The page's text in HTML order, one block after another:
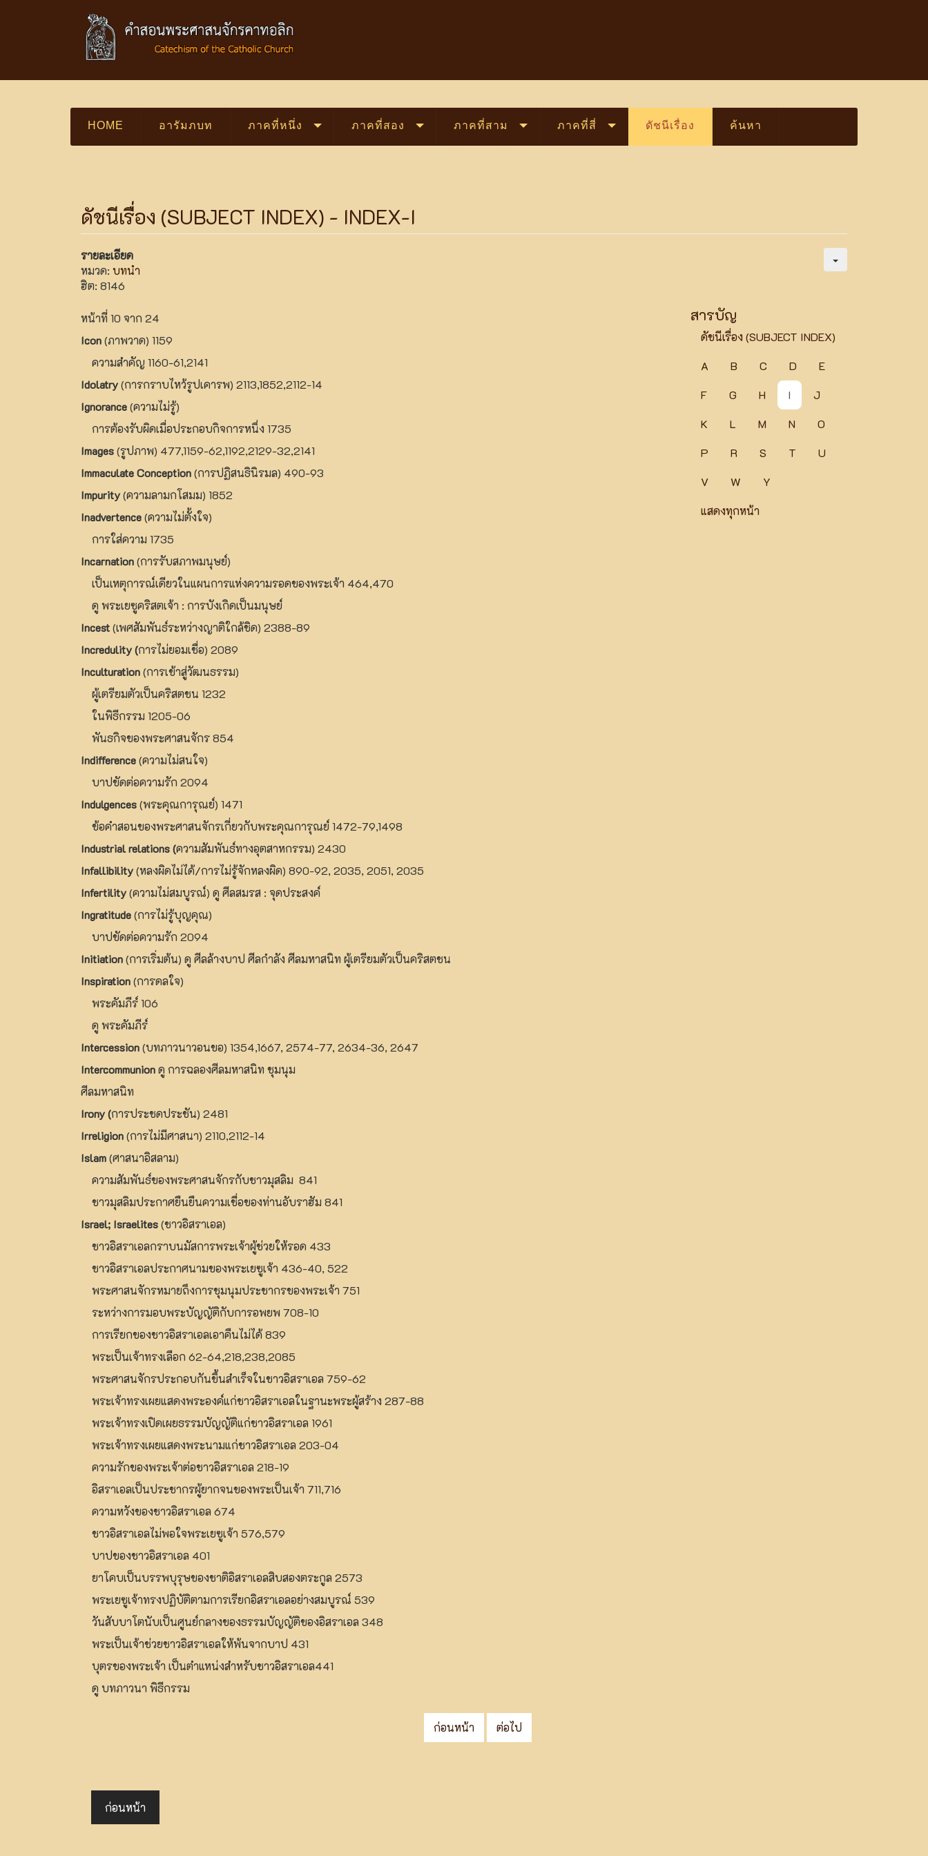
HOME อารัมภบท ภาคที่หนึ่ง ภาคที่สอง ภาคที่สาม ภาคที่สี่ ดัชนีเรื่อง ค้นหา
ดัชนีเรื่อง (SUBJECT INDEX) - INDEX-I
รายละเอียด
หมวด: บทนำ
ฮิต: 8146
สารบัญ
ดัชนีเรื่อง (SUBJECT INDEX)
A
B C D
E
F
G H I
J
K
L M N
O
P
R S T
U
V
W
Y
แสดงทุกหน้า
หน้าที่ 10 จาก 24
Icon(ภาพวาด) 1159
ความสำคัญ 1160-61,2141
Idolatry(การกราบไหว้รูปเคารพ) 2113,1852,2112-14
Ignorance(ความไม่รู้)
การต้องรับผิดเมื่อประกอบกิจการหนึ่ง 1735
Images(รูปภาพ) 477,1159-62,1192,2129-32,2141
Immaculate Conception(การปฏิสนธินิรมล) 490-93
Impurity(ความลามกโสมม) 1852
Inadvertence(ความไม่ตั้งใจ)
การใส่ความ 1735
Incarnation(การรับสภาพมนุษย์)
เป็นเหตุการณ์เดียวในแผนการแห่งความรอดของพระเจ้า 464,470
ดู พระเยซูคริสตเจ้า : การบังเกิดเป็นมนุษย์
Incest(เพศสัมพันธ์ระหว่างญาติใกล้ชิด) 2388-89
Incredulity (การไม่ยอมเชื่อ) 2089
Inculturation(การเข้าสู่วัฒนธรรม)
ผู้เตรียมตัวเป็นคริสตชน 1232
ในพิธีกรรม 1205-06
พันธกิจของพระศาสนจักร 854
Indifference(ความไม่สนใจ)
บาปขัดต่อความรัก 2094
Indulgences(พระคุณการุณย์) 1471
ข้อคำสอนของพระศาสนจักรเกี่ยวกับพระคุณการุณย์ 1472-79,1498
Industrial relations (ความสัมพันธ์ทางอุตสาหกรรม) 2430
Infallibility(หลงผิดไม่ได้/การไม่รู้จักหลงผิด) 890-92, 2035, 2051, 2035
Infertility(ความไม่สมบูรณ์) ดู ศีลสมรส : จุดประสงค์
Ingratitude(การไม่รู้บุญคุณ)
บาปขัดต่อความรัก 2094
Initiation(การเริ่มต้น) ดู ศีลล้างบาป ศีลกำลัง ศีลมหาสนิท ผู้เตรียมตัวเป็นคริสตชน
Inspiration(การดลใจ)
พระคัมภีร์ 106
ดู พระคัมภีร์
Intercession(บทภาวนาวอนขอ) 1354,1667, 2574-77, 2634-36, 2647
Intercommunionดู การฉลองศีลมหาสนิท ชุมนุม
ศีลมหาสนิท
Irony (การประชดประชัน) 2481
Irreligion(การไม่มีศาสนา) 2110,2112-14
Islam(ศาสนาอิสลาม)
ความสัมพันธ์ของพระศาสนจักรกับชาวมุสลิม 841
ชาวมุสลิมประกาศยืนยืนความเชื่อของท่านอับราฮัม 841
Israel; Israelites(ชาวอิสราเอล)
ชาวอิสราเอลกราบนมัสการพระเจ้าผู้ช่วยให้รอด 433
ชาวอิสราเอลประกาศนามของพระเยซูเจ้า 436-40, 522
พระศาสนจักรหมายถึงการชุมนุมประชากรของพระเจ้า 751
ระหว่างการมอบพระบัญญัติกับการอพยพ 708-10
การเรียกของชาวอิสราเอลเอาคืนไม่ได้ 839
พระเป็นเจ้าทรงเลือก 62-64,218,238,2085
พระศาสนจักรประกอบกันขึ้นสำเร็จในชาวอิสราเอล 759-62
พระเจ้าทรงเผยแสดงพระองค์แก่ชาวอิสราเอลในฐานะพระผู้สร้าง 287-88
พระเจ้าทรงเปิดเผยธรรมบัญญัติแก่ชาวอิสราเอล 1961
พระเจ้าทรงเผยแสดงพระนามแก่ชาวอิสราเอล 203-04
ความรักของพระเจ้าต่อชาวอิสราเอล 218-19
อิสราเอลเป็นประชากรผู้ยากจนของพระเป็นเจ้า 711,716
ความหวังของชาวอิสราเอล 674
ชาวอิสราเอลไม่พอใจพระเยซูเจ้า 576,579
บาปของชาวอิสราเอล 401
ยาโคบเป็นบรรพบุรุษของชาติอิสราเอลสิบสองตระกูล 2573
พระเยซูเจ้าทรงปฏิบัติตามการเรียกอิสราเอลอย่างสมบูรณ์ 539
วันสับบาโตนับเป็นศูนย์กลางของธรรมบัญญัติของอิสราเอล 348
พระเป็นเจ้าช่วยชาวอิสราเอลให้พ้นจากบาป 431
บุตรของพระเจ้า เป็นตำแหน่งสำหรับชาวอิสราเอล441
ดู บทภาวนา พิธีกรรม
ก่อนหน้า ต่อไป
ก่อนหน้า